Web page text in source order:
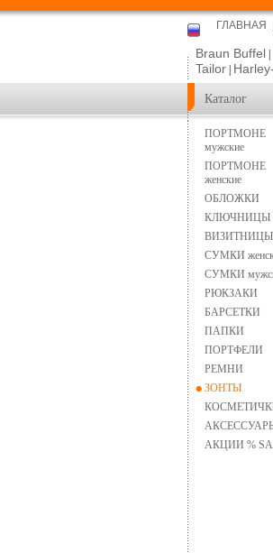
Каталог
ГЛАВНАЯ
Braun Buffel
Tailor
ПОРТМОНЕ
мужские
ПОРТМОНЕ
женские
ОБЛОЖКИ
КЛЮЧНИЦЫ
ВИЗИТНИЦЫ
СУМКИ
СУМКИ
РЮКЗАКИ
БАРСЕТКИ
ПАПКИ
ПОРТФЕЛИ
РЕМНИ
ЗОНТЫ
АКЦИИ %